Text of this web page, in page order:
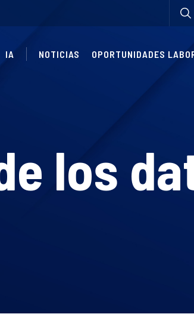
IA NOTICIAS OPORTUNIDADES
los